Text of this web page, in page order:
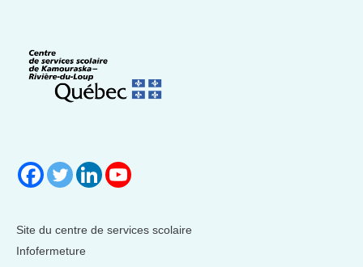
Site du centre de services scolaire
Infofermeture